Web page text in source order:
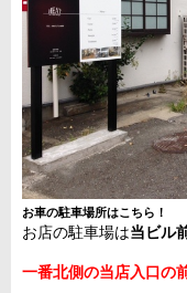
お車の駐車場所はこちら！
お店の駐車場は当ビル
一番北側の当店入口の